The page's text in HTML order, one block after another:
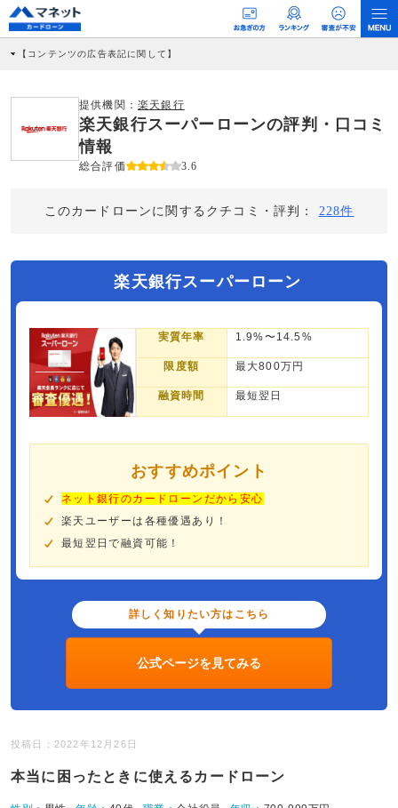
【コンテンツの広告表記に関して】
社に対して企業から紹介報酬が支払われるという収益モデルです。 ただし、特定の
商品を根拠なくPRするものではなく、当編集部の調査／ユーザーへの口コミ収集な
どに基づき、公平性を担保した情報提供を行っています。
提供機関： 楽天銀行
楽天銀行スーパーローンの評判・口コミ
情報
総合評価 3.6
このカードローンに関するクチコミ・評判： 228件
楽天銀行スーパーローン
実質年率 1.9%〜14.5%
限度額 最大800万円
融資時間 最短翌日
おすすめポイント
ネット銀行のカードローンだから安心
楽天ユーザーは各種優遇あり！
最短翌日で融資可能！
詳しく知りたい方はこちら
公式ページを見てみる
投稿日：2022年12月26日
本当に困ったときに使えるカードローン